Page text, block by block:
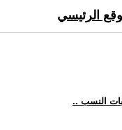
الرئيسي
النسب